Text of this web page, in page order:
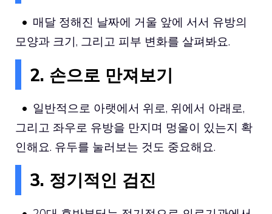
매달 정해진 날짜에 거울 앞에 서서 유방의
모양과 크기, 그리고 피부 변화를 살펴봐요.
2. 손으로 만져보기
일반적으로 아랫에서 위로, 위에서 아래로,
그리고 좌우로 유방을 만지며 멍울이 있는지 확
인해요. 유두를 눌러보는 것도 중요해요.
3. 정기적인 검진